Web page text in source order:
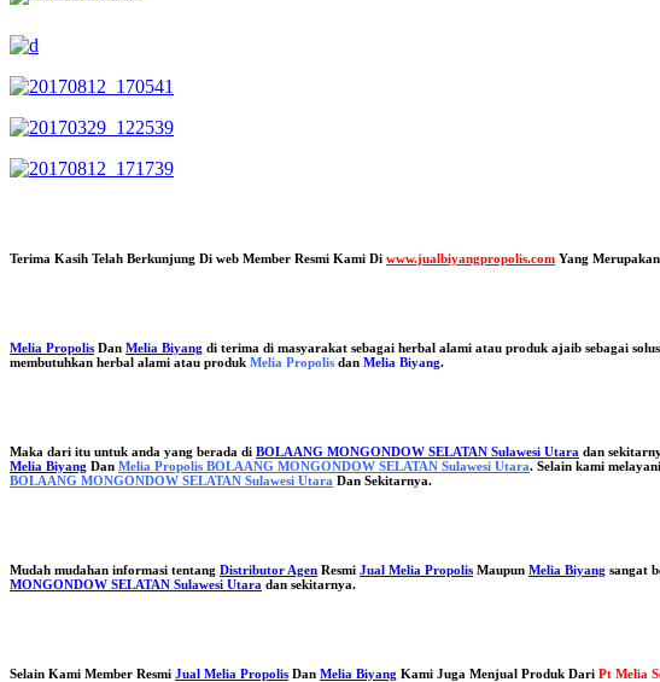
Terima Kasih Telah Berkunjung Di web Member Resmi Kami Di www.jualbiyangpropolis.com Yang
Melia Propolis Dan Melia Biyang di terima di masyarakat sebagai herbal alami atau produk ajaib sebagai
membutuhkan herbal alami atau produk Melia Propolis dan Melia Biyang.
Maka dari itu untuk anda yang berada di BOLAANG MONGONDOW SELATAN Sulawesi Utara dan
Melia Biyang Dan Melia Propolis BOLAANG MONGONDOW SELATAN Sulawesi Utara. Selain kami
BOLAANG MONGONDOW SELATAN Sulawesi Utara Dan Sekitarnya.
Mudah mudahan informasi tentang Distributor Agen Resmi Jual Melia Propolis Maupun Melia Biyang sangat
MONGONDOW SELATAN Sulawesi Utara dan sekitarnya.
Selain Kami Member Resmi Jual Melia Propolis Dan Melia Biyang Kami Juga Menjual Produk Dari Pt Melia